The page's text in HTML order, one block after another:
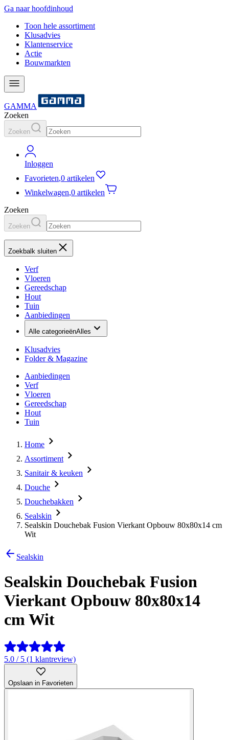
Ga naar hoofdinhoud
Toon hele assortiment
Klusadvies
Klantenservice
Actie
Bouwmarkten
GAMMA
Zoeken
Zoeken
Inloggen
Favorieten,0 artikelen
Winkelwagen,0 artikelen
Zoeken
Zoeken
Zoekbalk sluiten
Verf
Vloeren
Gereedschap
Hout
Tuin
Aanbiedingen
Alle categorieënAlles
Klusadvies
Folder & Magazine
Aanbiedingen
Verf
Vloeren
Gereedschap
Hout
Tuin
Home
Assortiment
Sanitair & keuken
Douche
Douchebakken
Sealskin
Sealskin Douchebak Fusion Vierkant Opbouw 80x80x14 cm
Wit
Sealskin
Sealskin Douchebak Fusion
Vierkant Opbouw 80x80x14
cm Wit
5.0 / 5 (1 klantreview)
Opslaan in Favorieten